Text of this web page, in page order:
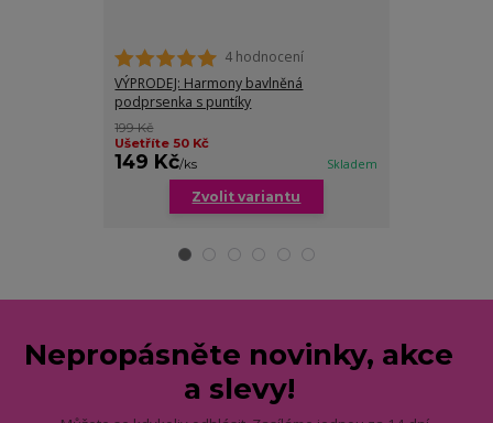
4 hodnocení
VÝPRODEJ: Harmony bavlněná
podprsenka s puntíky
199 Kč
Ušetříte 50 Kč
149 Kč/ks Skladem
Zvolit variantu
Nepropásněte novinky, akce
a slevy!